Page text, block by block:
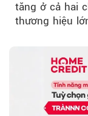
tăng ở cả hai
thương hiệu